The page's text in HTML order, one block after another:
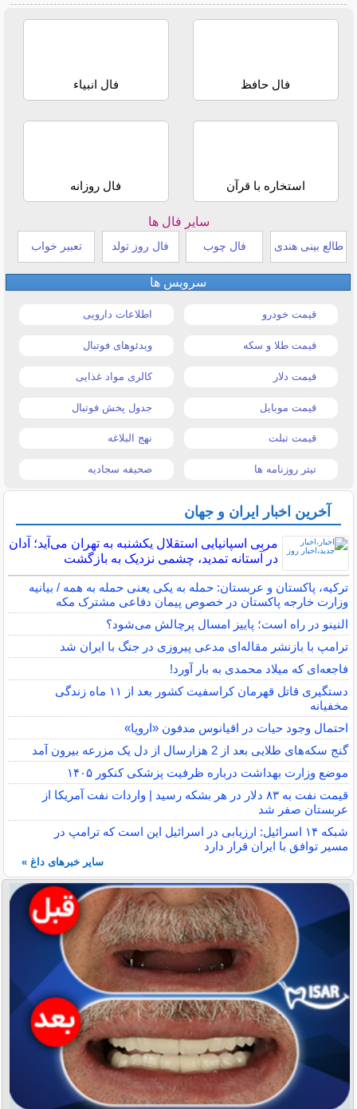
فال حافظ فال انبیاء
استخاره با قرآن فال روزانه
سایر فال ها
طالع بینی هندی فال چوب فال روز تولد تعبیر خواب
سرویس ها
قیمت خودرو اطلاعات دارویی
قیمت طلا و سکه ویدئوهای فوتبال
قیمت دلار کالری مواد غذایی
قیمت موبایل جدول پخش فوتبال
قیمت تبلت نهج البلاغه
تیتر روزنامه ها صحیفه سجادیه
آخرین اخبار ایران و جهان
مربی اسپانیایی استقلال یکشنبه به تهران می‌آید؛ آدان
در آستانه تمدید، چشمی نزدیک به بازگشت
ترکیه، پاکستان و عربستان: حمله به یکی یعنی حمله به همه / بیانیه
وزارت خارجه پاکستان در خصوص پیمان دفاعی مشترک مکه
النینو در راه است؛ پاییز امسال پرچالش می‌شود؟
ترامپ با بازنشر مقاله‌ای مدعی پیروزی در جنگ با ایران شد
فاجعه‌ای که میلاد محمدی به بار آورد!
دستگیری قاتل قهرمان کراسفیت کشور بعد از ۱۱ ماه زندگی
مخفیانه
احتمال وجود حیات در اقیانوس مدفون «اروپا»
گنج سکه‌های طلایی بعد از 2 هزارسال از دل یک مزرعه بیرون آمد
موضع وزارت بهداشت درباره ظرفیت پزشکی کنکور ۱۴۰۵
قیمت نفت به ۸۳ دلار در هر بشکه رسید | واردات نفت آمریکا از
عربستان صفر شد
شبکه ۱۴ اسرائیل: ارزیابی در اسرائیل این است که ترامپ در
مسیر توافق با ایران قرار دارد
سایر خبرهای داغ »